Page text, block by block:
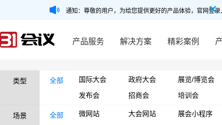
通知：尊敬的用户，为给您提供更好的产品体验，官网登
产品服务 解决方案 精彩案例
类型 全部 国际大会 政府大会
展览/博览会
发布会
招商会 培训会
场景 全部 微网站 大会网站
展会小程序